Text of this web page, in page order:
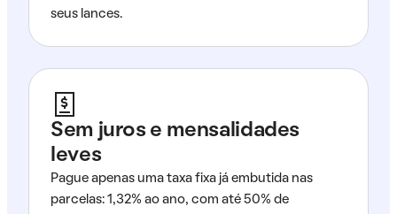
seus lances.
Sem juros e mensalidades
leves
Pague apenas uma taxa fixa já embutida nas
parcelas: 1,32% ao ano, com até 50% de